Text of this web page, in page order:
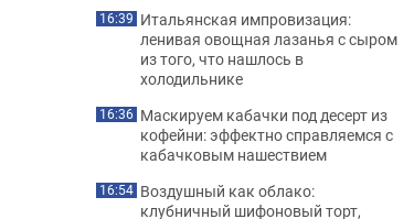
16:39 Итальянская импровизация:
ленивая овощная лазанья с сыром
из того, что нашлось в
холодильнике
16:36 Маскируем кабачки под десерт из
кофейни: эффектно справляемся с
кабачковым нашествием
16:54 Воздушный как облако:
клубничный шифоновый торт,